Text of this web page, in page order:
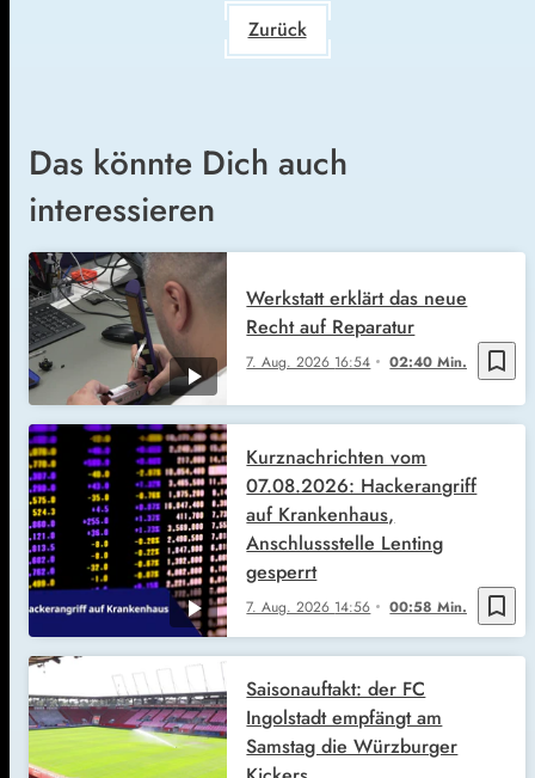
Zurück
Das könnte Dich auch
interessieren
bookmark_border
7. Aug. 2026 16:54 02:40 Min.
Werkstatt erklärt das neue
Recht auf Reparatur
bookmark_border
7. Aug. 2026 14:56 00:58 Min.
Kurznachrichten vom
07.08.2026: Hackerangriff
auf Krankenhaus,
Anschlussstelle Lenting
gesperrt
Saisonauftakt: der FC
Ingolstadt empfängt am
Samstag die Würzburger